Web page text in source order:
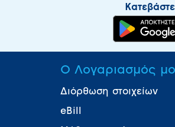
Ο Λογαριασμός
Διόρθωση στοιχείων
eBill